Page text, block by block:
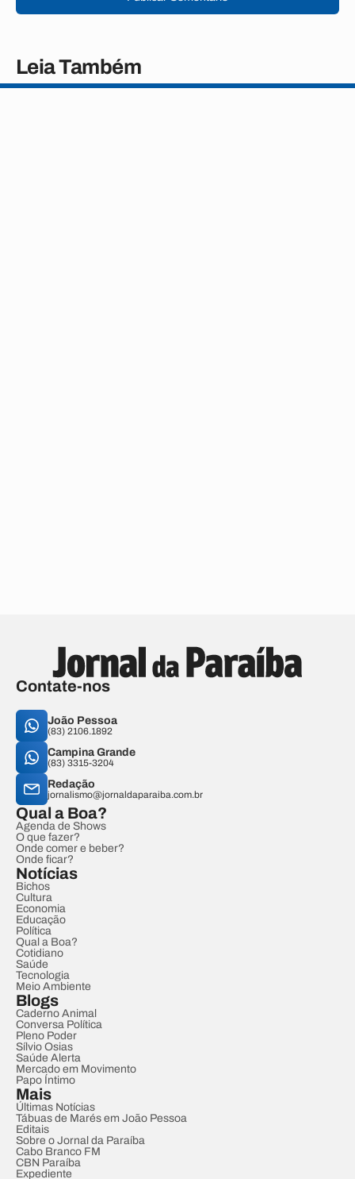
Leia Também
Contate-nos
João Pessoa
(83) 2106.1892
Campina Grande
(83) 3315-3204
Redação
jornalismo@jornaldaparaiba.com.br
Qual a Boa?
Agenda de Shows
O que fazer?
Onde comer e beber?
Onde ficar?
Notícias
Bichos
Cultura
Economia
Educação
Política
Qual a Boa?
Cotidiano
Saúde
Tecnologia
Meio Ambiente
Blogs
Caderno Animal
Conversa Política
Pleno Poder
Sílvio Osias
Saúde Alerta
Mercado em Movimento
Papo Íntimo
Mais
Últimas Notícias
Tábuas de Marés em João Pessoa
Editais
Sobre o Jornal da Paraíba
Cabo Branco FM
CBN Paraíba
Expediente